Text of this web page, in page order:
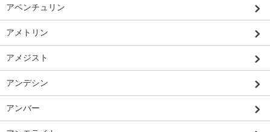
アベンチュリン
アメトリン
アメジスト
アンデシン
アンバー